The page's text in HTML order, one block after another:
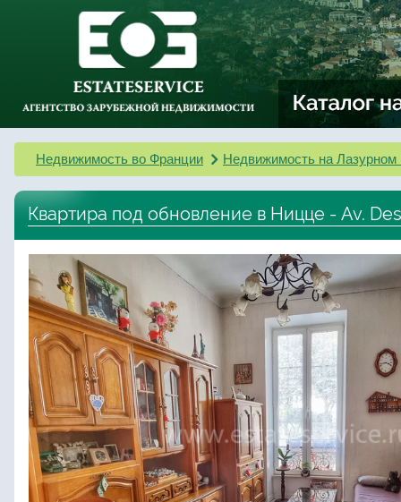
Недвижимость во Франции Недвижимость на Лазурном
Квартира под обновление в Ницце - Av.